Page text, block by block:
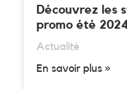
Découvrez les
promo été
Actualité
En savoir plus »